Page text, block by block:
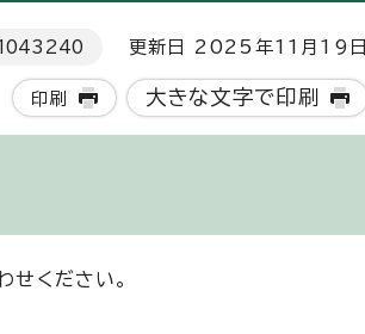
更新日 2025年11月19日
印刷 大きな文字で印刷
ください。